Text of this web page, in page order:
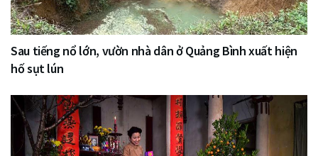
Sau tiếng nổ lớn, vườn nhà dân ở Quảng Bình xuất hiện
hố sụt lún